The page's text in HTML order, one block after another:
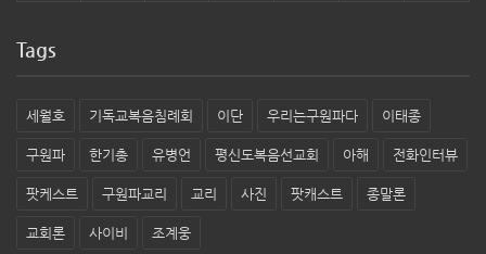
Tags
세월호 기독교복음침례회 이단 우리는구원파다 이태종
구원파 한기총 유병언 평신도복음선교회 아해 전화인터뷰
팟케스트 구원파교리 교리 사진 팟캐스트 종말론
교회론 사이비 조계웅